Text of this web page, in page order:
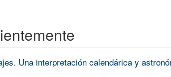
Una interpretación calendárica y